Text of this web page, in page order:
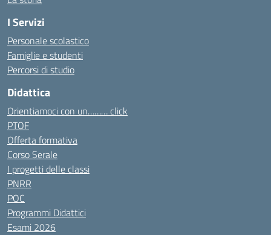
I Servizi
Personale scolastico
Famiglie e studenti
Percorsi di studio
Didattica
Orientiamoci con un……… click
PTOF
Offerta formativa
Corso Serale
I progetti delle classi
PNRR
POC
Programmi Didattici
Esami 2026